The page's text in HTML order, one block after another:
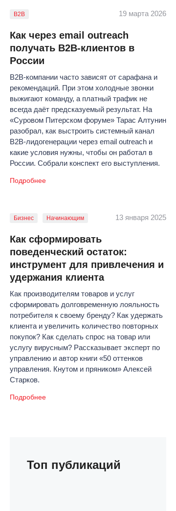
19 марта 2026
B2B
Как через email outreach
получать B2B-клиентов в
России
B2B-компании часто зависят от сарафана и
рекомендаций. При этом холодные звонки
выжигают команду, а платный трафик не
всегда даёт предсказуемый результат. На
«Суровом Питерском форуме» Тарас Алтунин
разобрал, как выстроить системный канал
B2B-лидогенерации через email outreach и
какие условия нужны, чтобы он работал в
России. Собрали конспект его выступления.
Подробнее
13 января 2025
Бизнес Начинающим
Как сформировать
поведенческий остаток:
инструмент для привлечения и
удержания клиента
Как производителям товаров и услуг
сформировать долговременную лояльность
потребителя к своему бренду? Как удержать
клиента и увеличить количество повторных
покупок? Как сделать спрос на товар или
услугу вирусным? Рассказывает эксперт по
управлению и автор книги «50 оттенков
управления. Кнутом и пряником» Алексей
Старков.
Подробнее
Топ публикаций